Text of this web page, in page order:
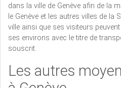
dans la ville de Genève afin de la
le Genève et les autres villes de la
ville ainsi que ses visiteurs
ses environs avec le titre de
souscrit.
Les autres